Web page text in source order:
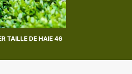
TAILLE DE HAIE 46